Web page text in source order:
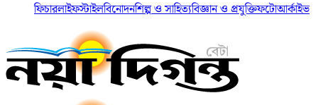
ফিচারলাইফস্টাইলবিনোদনশিল্প ও সাহিত্যবিজ্ঞান ও প্রযুক্তিফটোআর্কাইভ